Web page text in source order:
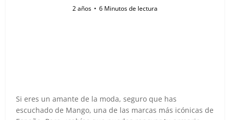
2 años 6 Minutos de lectura
Si eres un amante de la moda, seguro que has
escuchado de Mango, una de las marcas más icónicas de